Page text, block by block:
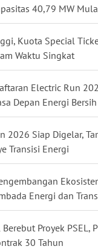
40,79 MW
Kuota Special
Waktu Singkat
Electric Run
Depan Energi Bersih
2026 Siap Digelar,
Transisi Energi
Energi dan
Proyek PSEL,
30 Tahun